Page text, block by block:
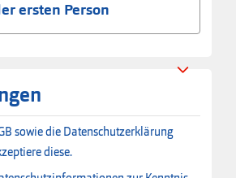
sowie die Datenschutzerklärung
diese.